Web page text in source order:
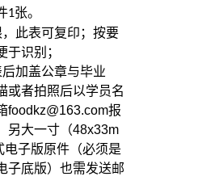
1张。
此表可复印；按要
识别；
加盖公章与毕业
或者拍照后以学员名
foodkz@163.com报
另大一寸（48x33m
电子版原件（必须是
子底版）也需发送邮